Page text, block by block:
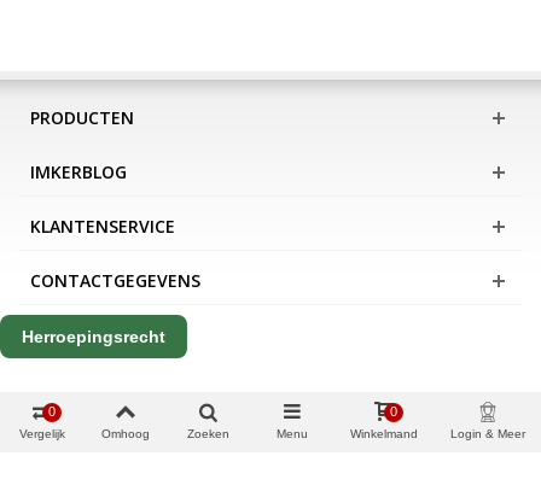
PRODUCTEN
IMKERBLOG
KLANTENSERVICE
CONTACTGEGEVENS
Herroepingsrecht
Vergelijk
0
Omhoog Zoeken Menu Winkelmand
0
Login & Meer